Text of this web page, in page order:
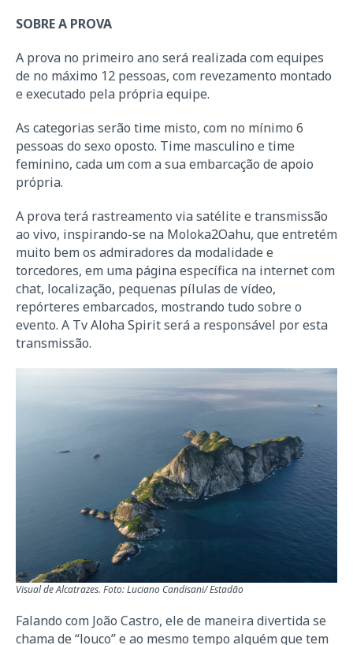
SOBRE A PROVA
A prova no primeiro ano será realizada com equipes
de no máximo 12 pessoas, com revezamento montado
e executado pela própria equipe.
As categorias serão time misto, com no mínimo 6
pessoas do sexo oposto. Time masculino e time
feminino, cada um com a sua embarcação de apoio
própria.
A prova terá rastreamento via satélite e transmissão
ao vivo, inspirando-se na Moloka2Oahu, que entretém
muito bem os admiradores da modalidade e
torcedores, em uma página específica na internet com
chat, localização, pequenas pílulas de vídeo,
repórteres embarcados, mostrando tudo sobre o
evento. A Tv Aloha Spirit será a responsável por esta
transmissão.
Visual de Alcatrazes. Foto: Luciano Candisani/ Estadão
Falando com João Castro, ele de maneira divertida se
chama de “louco” e ao mesmo tempo alguém que tem